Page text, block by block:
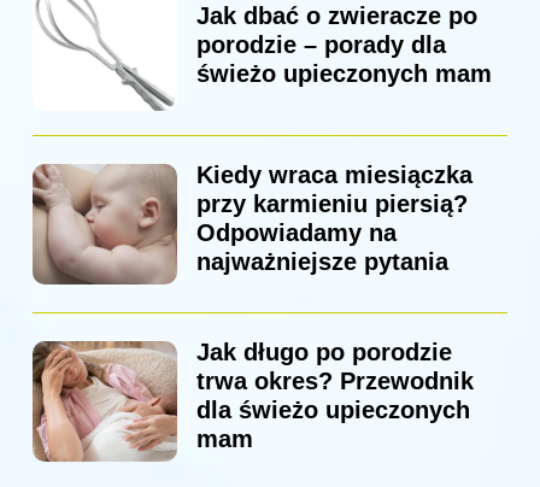
Jak dbać o zwieracze po
porodzie – porady dla
świeżo upieczonych mam
Kiedy wraca miesiączka
przy karmieniu piersią?
Odpowiadamy na
najważniejsze pytania
Jak długo po porodzie
trwa okres? Przewodnik
dla świeżo upieczonych
mam